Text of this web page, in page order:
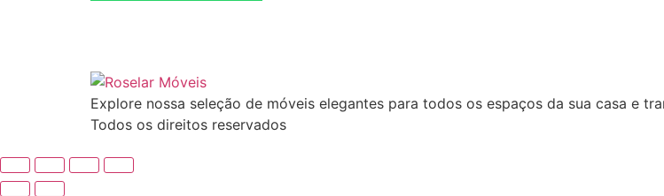
Explore nossa seleção de móveis elegantes para todos os espaços da sua casa e
Todos os direitos reservados